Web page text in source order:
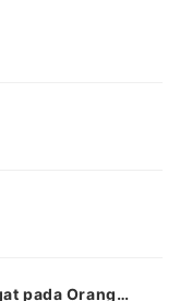
pada Orang